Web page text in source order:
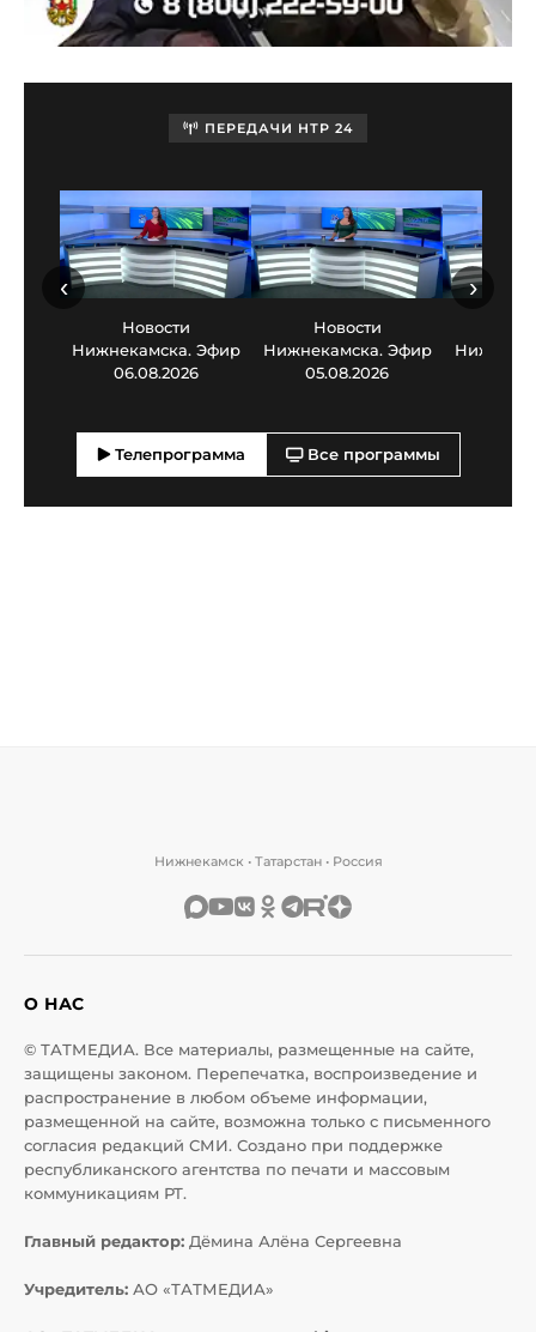
ПЕРЕДАЧИ НТР 24
Новости
Нижнекамска. Эфир
06.08.2026
Новости
Нижнекамска. Эфир
05.08.2026
‹ ›
Телепрограмма Все программы
Нижнекамск • Татарстан • Россия
О НАС
© ТАТМЕДИА. Все материалы, размещенные на сайте,
защищены законом. Перепечатка, воспроизведение и
распространение в любом объеме информации,
размещенной на сайте, возможна только с письменного
согласия редакций СМИ. Создано при поддержке
республиканского агентства по печати и массовым
коммуникациям РТ.
Главный редактор: Дёмина Алёна Сергеевна
Учредитель: АО «ТАТМЕДИА»